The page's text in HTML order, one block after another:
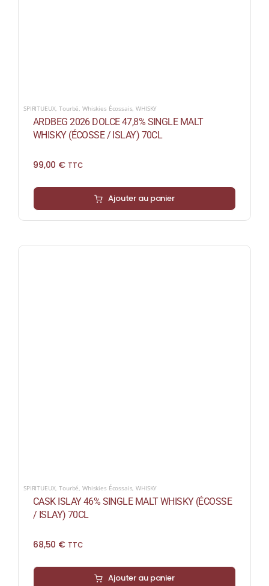
SPIRITUEUX,Tourbé, Whiskies Écossais,WHISKY
ARDBEG 2026 DOLCE 47,8% SINGLE MALT
WHISKY (ÉCOSSE / ISLAY) 70CL
99,00 € TTC
Ajouter au panier
SPIRITUEUX,Tourbé, Whiskies Écossais,WHISKY
CASK ISLAY 46% SINGLE MALT WHISKY (ÉCOSSE
/ ISLAY) 70CL
68,50 € TTC
Ajouter au panier